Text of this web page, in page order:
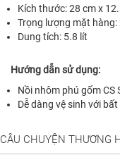
Kích thước: 28 cm x
Trọng lượng mặt hàng:
Dung tích: 5.8 lít
Hướng dẫn sử dụng:
Nồi nhôm phú gốm CS
Dễ dàng vệ sinh với
CÂU CHUYỆN THƯƠNG